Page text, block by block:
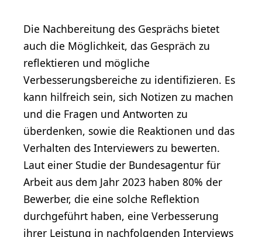
Die Nachbereitung des Gesprächs bietet
auch die Möglichkeit, das Gespräch zu
reflektieren und mögliche
Verbesserungsbereiche zu identifizieren. Es
kann hilfreich sein, sich Notizen zu machen
und die Fragen und Antworten zu
überdenken, sowie die Reaktionen und das
Verhalten des Interviewers zu bewerten.
Laut einer Studie der Bundesagentur für
Arbeit aus dem Jahr 2023 haben 80% der
Bewerber, die eine solche Reflektion
durchgeführt haben, eine Verbesserung
ihrer Leistung in nachfolgenden Interviews